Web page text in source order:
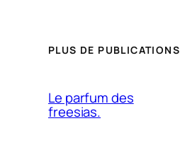
PLUS DE PUBLICATIONS
Le parfum des
freesias.